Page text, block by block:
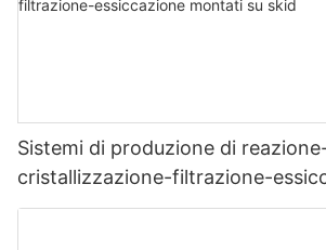
Sistemi di produzione di
cristallizzazione-filtrazione-
su skid